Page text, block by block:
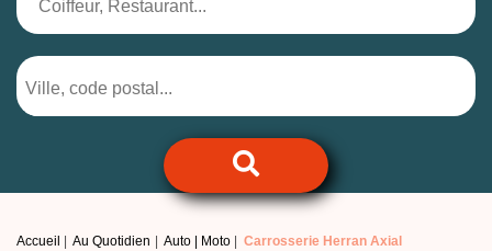
Accueil Au Quotidien Auto | Moto Carrosserie Herran Axial